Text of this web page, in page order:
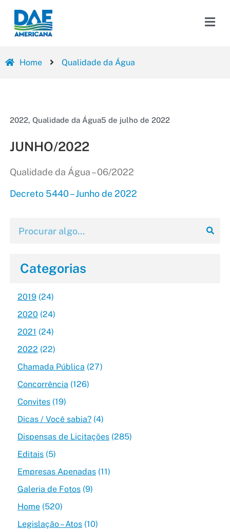
Home Qualidade da Água
2022, Qualidade da Água5 de julho de 2022
JUNHO/2022
Qualidade da Água – 06/2022
Decreto 5440 – Junho de 2022
Categorias
2019(24)
2020 (24)
2021 (24)
2022 (22)
Chamada Pública (27)
Concorrência (126)
Convites(19)
Dicas / Você sabia?(4)
Dispensas de Licitações(285)
Editais(5)
Empresas Apenadas(11)
Galeria de Fotos(9)
Home(520)
Legislação – Atos(10)